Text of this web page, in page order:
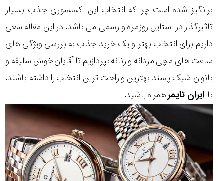
برانگیز شده است چرا که انتخاب این اکسسوری جذاب بسیار
تاثیرگذار در استایل روزمره و رسمی می باشد. در این مقاله سعی
داریم برای انتخاب بهتر و یک خرید جذاب به بررسی ویژگی های
ساعت های مچی مردانه و زنانه بپردازیم تا آقایان خوش سلیقه و
بانوان شیک پسند بهترین و راحت ترین انتخاب را داشته باشند.
با ایران تایمرهمراه باشید.